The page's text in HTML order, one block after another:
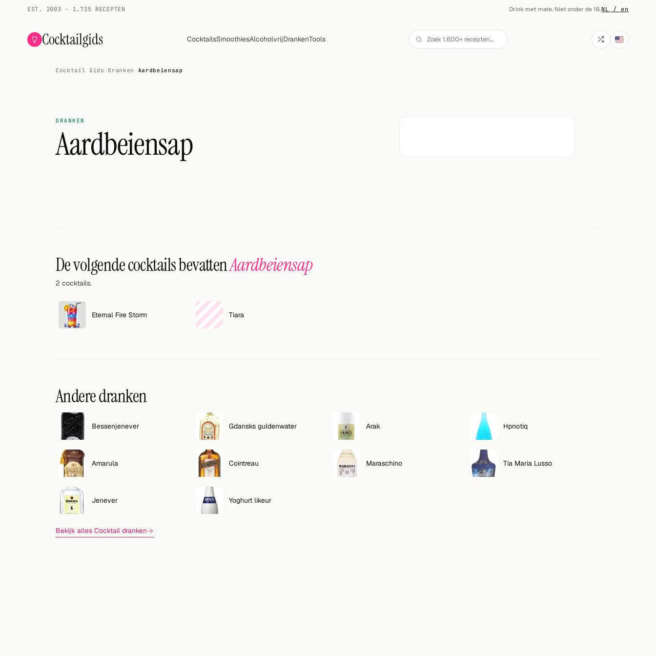
EST. 2003 · 1.735 RECEPTEN Drink met mate. Niet onder de 18.·NL / en
Cocktailgids CocktailsSmoothiesAlcoholvrijDrankenTools
Cocktail Gids · Dranken · Aardbeiensap
DRANKEN
Aardbeiensap
De volgende cocktails bevattenAardbeiensap
2 cocktails.
Eternal Fire Storm Tiara
Andere dranken
Bessenjenever Gdansks guldenwater Arak Hpnotiq
Amarula Cointreau Maraschino Tia Maria Lusso
Jenever Yoghurt likeur
Bekijk alles Cocktail dranken